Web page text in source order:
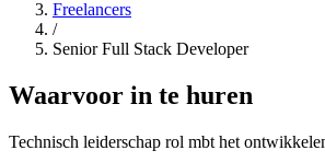
Freelancers
/
Senior Full Stack Developer
Waarvoor in te huren
Technisch leiderschap rol mbt het